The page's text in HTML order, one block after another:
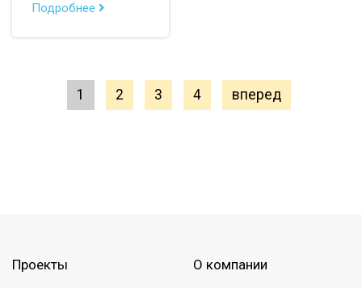
Подробнее
1 2 3 4 вперед
Проекты
О компании